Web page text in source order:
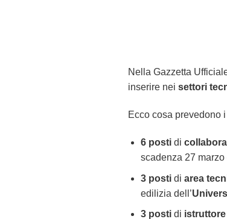
Nella Gazzetta
inserire nei settori
Ecco cosa prevedono
6 postidi
scadenza 27 marzo
3 postidi area
edilizia dell’
3 postidi